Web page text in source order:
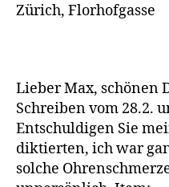
Zürich, Florhofgasse
Lieber Max, schönen
Schreiben vom 28.2.
Entschuldigen Sie
diktierten, ich war
solche